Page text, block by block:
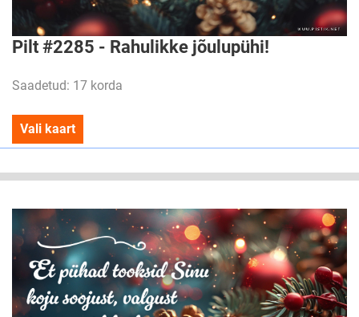
Pilt #2285 - Rahulikke jõulupühi!
Saadetud: 17 korda
Vali kaart